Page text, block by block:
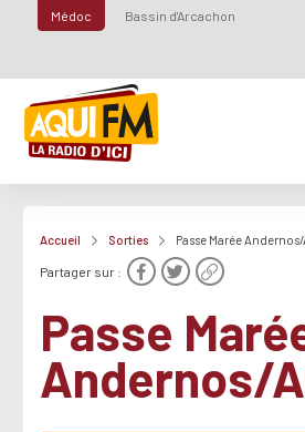
Médoc Bassin d'Arcachon
Accueil Sorties Passe Marée
Partager sur :
Passe
Andernos/